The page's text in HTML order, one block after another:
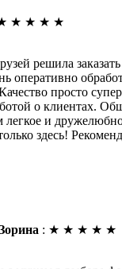
★ ★ ★ ★
решила
оперативно
просто
о клиентах.
и
здесь!
: ★ ★ ★ ★ ★